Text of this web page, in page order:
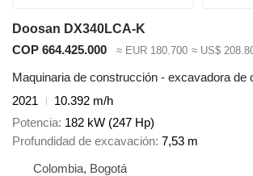
Doosan DX340LCA-K
COP 664.425.000
≈ EUR 180.700 ≈ US$
Maquinaria de construcción - excavadora de
2021
10.392 m/h
Potencia 182 kW (247 Hp)
Profundidad de excavación 7,53 m
Colombia, Bogotá